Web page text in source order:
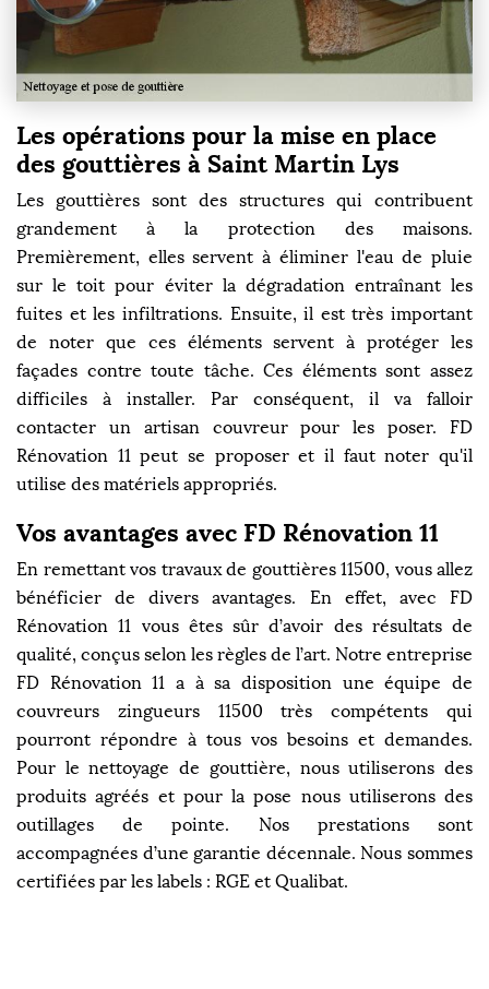
Les opérations pour la mise en place
des gouttières à Saint Martin Lys
Les gouttières sont des structures qui contribuent
grandement à la protection des maisons.
Premièrement, elles servent à éliminer l'eau de pluie
sur le toit pour éviter la dégradation entraînant les
fuites et les infiltrations. Ensuite, il est très important
de noter que ces éléments servent à protéger les
façades contre toute tâche. Ces éléments sont assez
difficiles à installer. Par conséquent, il va falloir
contacter un artisan couvreur pour les poser. FD
Rénovation 11 peut se proposer et il faut noter qu'il
utilise des matériels appropriés.
Vos avantages avec FD Rénovation 11
En remettant vos travaux de gouttières 11500, vous allez
bénéficier de divers avantages. En effet, avec FD
Rénovation 11 vous êtes sûr d’avoir des résultats de
qualité, conçus selon les règles de l’art. Notre entreprise
FD Rénovation 11 a à sa disposition une équipe de
couvreurs zingueurs 11500 très compétents qui
pourront répondre à tous vos besoins et demandes.
Pour le nettoyage de gouttière, nous utiliserons des
produits agréés et pour la pose nous utiliserons des
outillages de pointe. Nos prestations sont
accompagnées d’une garantie décennale. Nous sommes
certifiées par les labels : RGE et Qualibat.